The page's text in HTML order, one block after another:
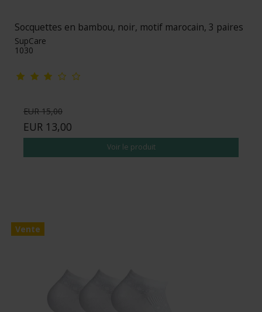
Socquettes en bambou, noir, motif marocain, 3 paires
SupCare
1030
EUR 15,00
EUR 13,00
Voir le produit
Vente